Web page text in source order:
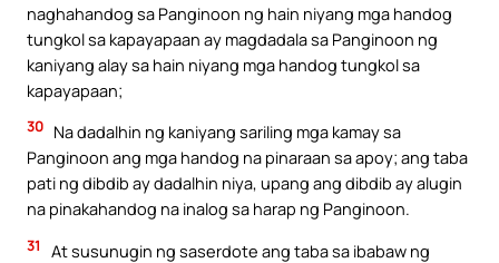
naghahandog sa Panginoon ng hain niyang mga handog
tungkol sa kapayapaan ay magdadala sa Panginoon ng
kaniyang alay sa hain niyang mga handog tungkol sa
kapayapaan;
30 Na dadalhin ng kaniyang sariling mga kamay sa
Panginoon ang mga handog na pinaraan sa apoy; ang taba
pati ng dibdib ay dadalhin niya, upang ang dibdib ay alugin
na pinakahandog na inalog sa harap ng Panginoon.
31
At susunugin ng saserdote ang taba sa ibabaw ng